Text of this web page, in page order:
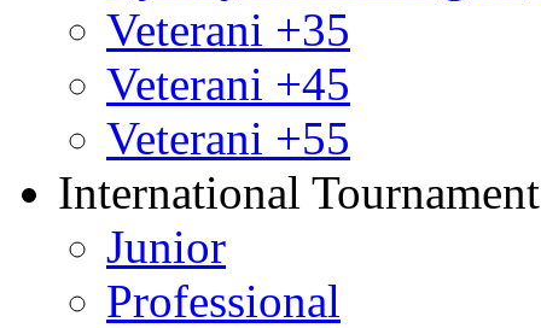
Veterani +35
Veterani +45
Veterani +55
International
Junior
Professional